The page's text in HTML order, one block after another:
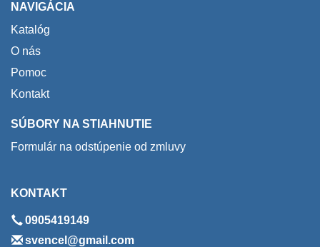
NAVIGÁCIA
Katalóg
O nás
Pomoc
Kontakt
SÚBORY NA STIAHNUTIE
Formulár na odstúpenie od zmluvy
KONTAKT
0905419149
svencel@gmail.com